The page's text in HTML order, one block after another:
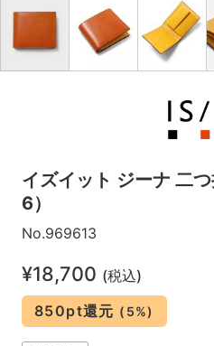
イズイット ジーナ 二
6）
No.969613
¥18,700 (税込)
850pt還元 (5%)